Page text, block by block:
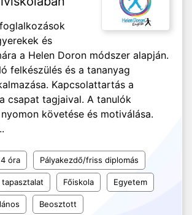
és
a Helen Doron módszer alapján.
felkészülés és a tananyag
Kapcsolattartás a
csapat tagjaival. A tanulók
követése és motiválása.
óra Pályakezdő/friss diplomás
Főiskola Egyetem
Beosztott